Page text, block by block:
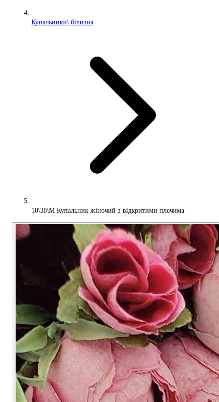
Купальники\ білизна
10\38\М Купальник жіночий з відкритими плечима